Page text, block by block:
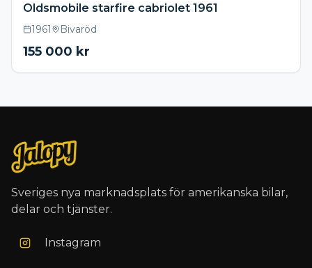
Oldsmobile starfire cabriolet 1961
1961 Bivaröd
155 000 kr
Sveriges nya marknadsplats för amerikanska bilar,
delar och tjänster.
Instagram